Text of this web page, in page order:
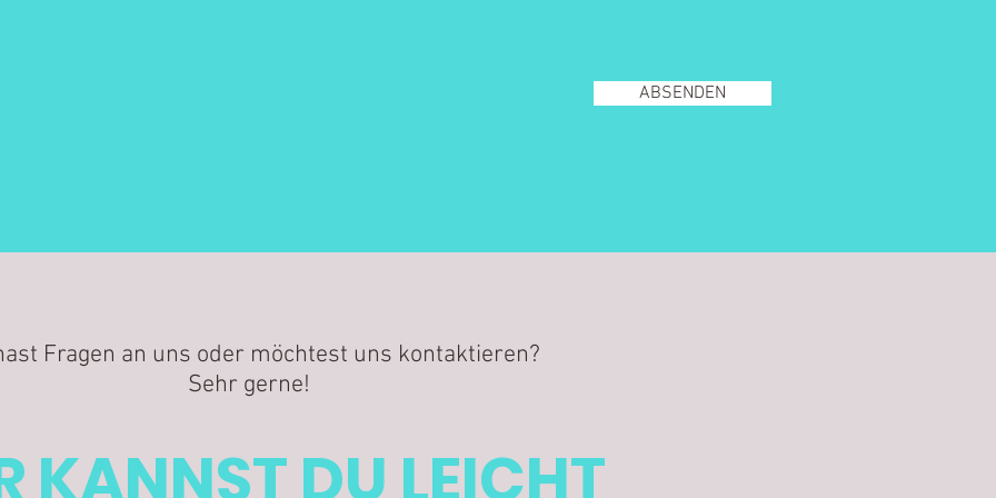
ABSENDEN
Fragen an uns oder möchtest uns kontaktieren?
Sehr gerne!
KANNST DU LEICHT